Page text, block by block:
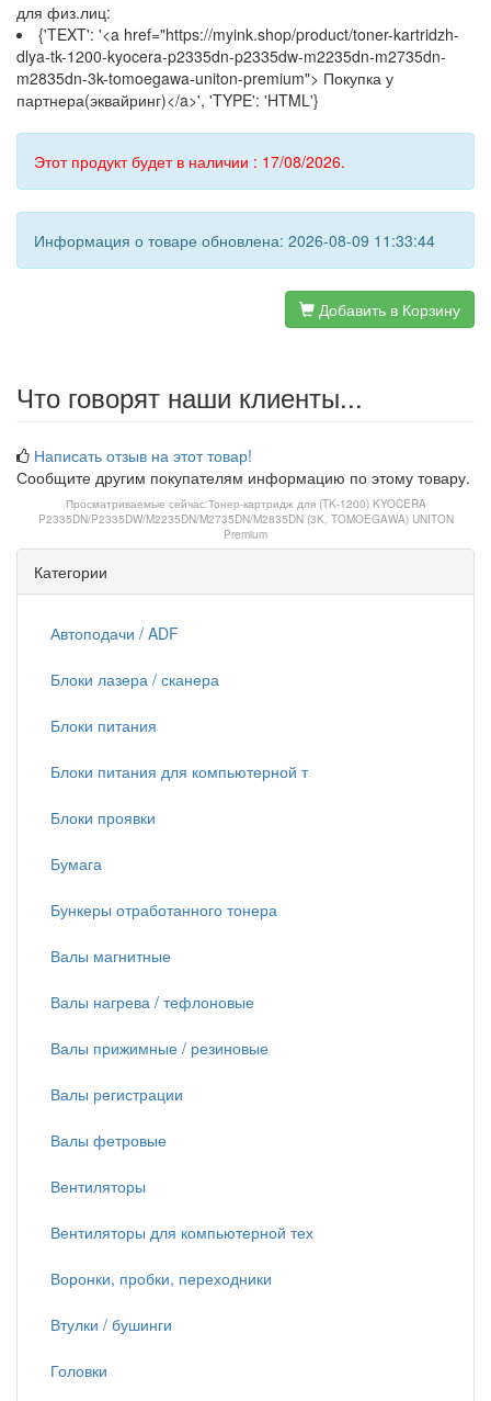
для физ.лиц:
{'TEXT': '<a href="https://myink.shop/product/toner-kartridzh-
dlya-tk-1200-kyocera-p2335dn-p2335dw-m2235dn-m2735dn-
m2835dn-3k-tomoegawa-uniton-premium"> Покупка у
партнера(эквайринг)</a>', 'TYPE': 'HTML'}
Этот продукт будет в наличии : 17/08/2026.
Информация о товаре обновлена: 2026-08-09 11:33:44
Добавить в Корзину
Что говорят наши клиенты...
Написать отзыв на этот товар!
Сообщите другим покупателям информацию по этому товару.
Просматриваемые сейчас:Тонер-картридж для (TK-1200) KYOCERA
P2335DN/P2335DW/M2235DN/M2735DN/M2835DN (3K, TOMOEGAWA) UNITON
Premium
Категории
Автоподачи / ADF
Блоки лазера / сканера
Блоки питания
Блоки питания для компьютерной т
Блоки проявки
Бумага
Бункеры отработанного тонера
Валы магнитные
Валы нагрева / тефлоновые
Валы прижимные / резиновые
Валы регистрации
Валы фетровые
Вентиляторы
Вентиляторы для компьютерной тех
Воронки, пробки, переходники
Втулки / бушинги
Головки